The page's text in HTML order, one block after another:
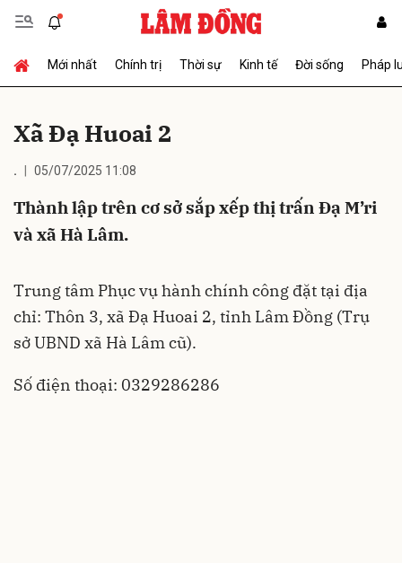
Mới nhất Chính trị Thời sự Kinh tế Đời sống Pháp
Xã Đạ Huoai 2
. 05/07/2025 11:08
Thành lập trên cơ sở sắp xếp thị trấn Đạ M’ri
và xã Hà Lâm.
Trung tâm Phục vụ hành chính công đặt tại địa
chỉ: Thôn 3, xã Đạ Huoai 2, tỉnh Lâm Đồng (Trụ
sở UBND xã Hà Lâm cũ).
Số điện thoại: 0329286286
Gửi bình luận